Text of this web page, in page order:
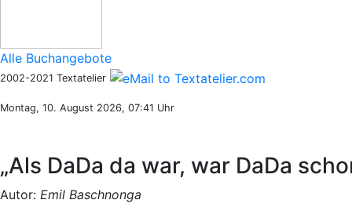
Alle Buchangebote
2002-2021 Textatelier
Montag, 10. August 2026, 07:41 Uhr
„Als DaDa da war, war DaDa
Autor: Emil Baschnonga